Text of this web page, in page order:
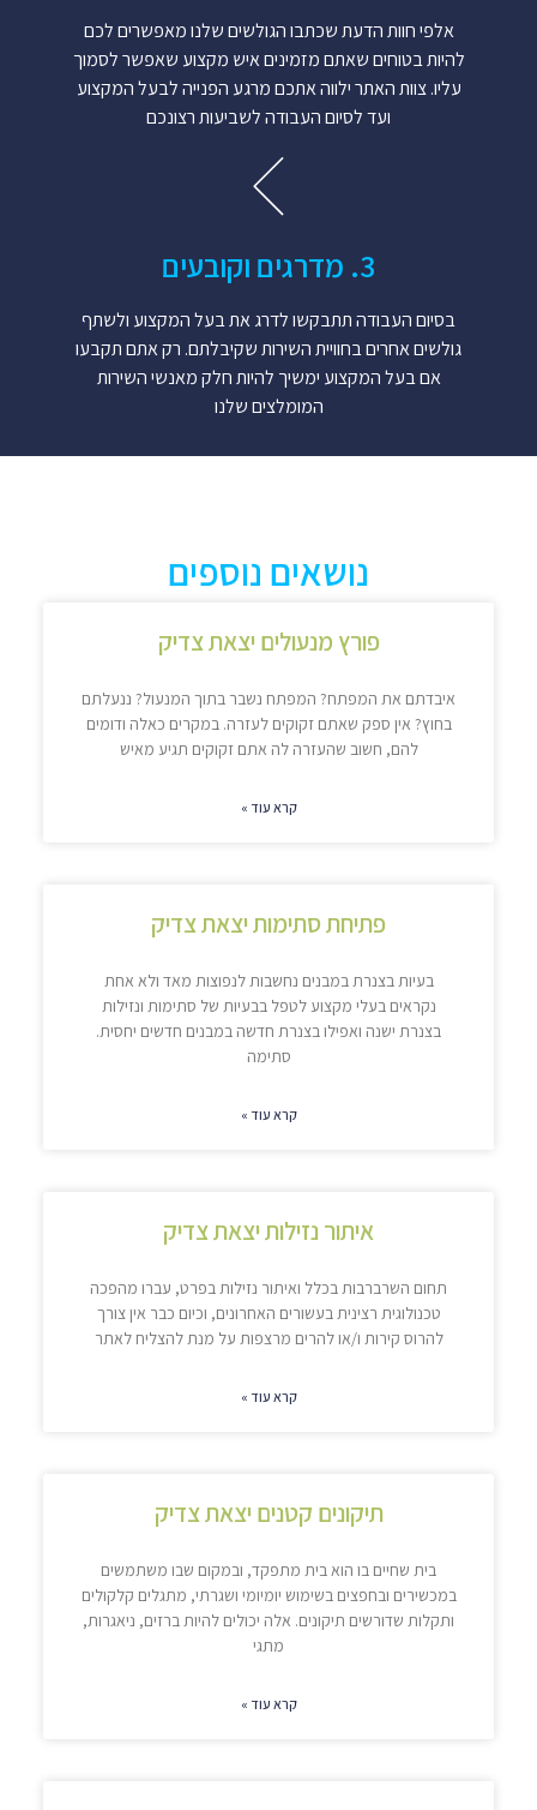
אלפי חוות הדעת שכתבו הגולשים שלנו מאפשרים לכם
להיות בטוחים שאתם מזמינים איש מקצוע שאפשר לסמוך
עליו. צוות האתר ילווה אתכם מרגע הפנייה לבעל המקצוע
ועד לסיום העבודה לשביעות רצונכם
3. מדרגים וקובעים
בסיום העבודה תתבקשו לדרג את בעל המקצוע ולשתף
גולשים אחרים בחוויית השירות שקיבלתם. רק אתם תקבעו
אם בעל המקצוע ימשיך להיות חלק מאנשי השירות
המומלצים שלנו
נושאים נוספים
פורץ מנעולים יצאת צדיק
איבדתם את המפתח? המפתח נשבר בתוך המנעול? ננעלתם
בחוץ? אין ספק שאתם זקוקים לעזרה. במקרים כאלה ודומים
להם, חשוב שהעזרה לה אתם זקוקים תגיע מאיש
קרא עוד »
פתיחת סתימות יצאת צדיק
בעיות בצנרת במבנים נחשבות לנפוצות מאד ולא אחת
נקראים בעלי מקצוע לטפל בבעיות של סתימות ונזילות
בצנרת ישנה ואפילו בצנרת חדשה במבנים חדשים יחסית.
סתימה
קרא עוד »
איתור נזילות יצאת צדיק
תחום השרברבות בכלל ואיתור נזילות בפרט, עברו מהפכה
טכנולוגית רצינית בעשורים האחרונים, וכיום כבר אין צורך
להרוס קירות ו/או להרים מרצפות על מנת להצליח לאתר
קרא עוד »
תיקונים קטנים יצאת צדיק
בית שחיים בו הוא בית מתפקד, ובמקום שבו משתמשים
במכשירים ובחפצים בשימוש יומיומי ושגרתי, מתגלים קלקולים
ותקלות שדורשים תיקונים. אלה יכולים להיות ברזים, ניאגרות,
מתגי
קרא עוד »